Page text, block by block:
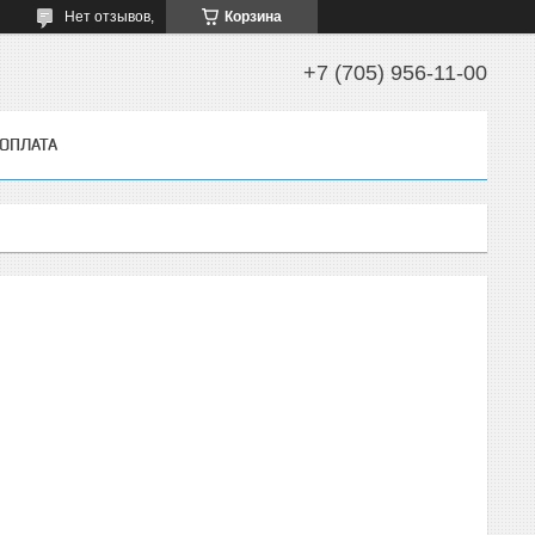
Корзина
Нет отзывов,
+7 (705) 956-11-00